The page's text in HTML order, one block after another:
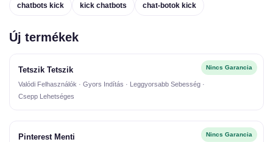
chatbots kick kick chatbots chat-botok kick
Új termékek
Nincs Garancia
Tetszik Tetszik
Valódi Felhasználók · Gyors Indítás · Leggyorsabb Sebesség ·
Csepp Lehetséges
Nincs Garancia
Pinterest Menti